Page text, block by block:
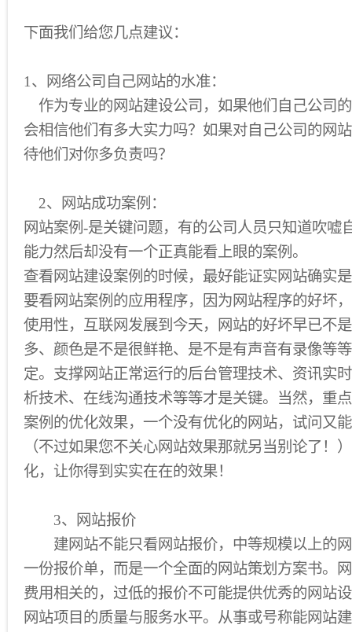
下面我们给您几点建议：
1、网络公司自己网站的水准：
作为专业的网站建设公司，如果他们自己公司
会相信他们有多大实力吗？如果对自己公司的网
待他们对你多负责吗？
2、网站成功案例：
网站案例-是关键问题，有的公司人员只知道吹嘘
能力然后却没有一个正真能看上眼的案例。
查看网站建设案例的时候，最好能证实网站确实
要看网站案例的应用程序，因为网站程序的好坏
使用性，互联网发展到今天，网站的好坏早已不
多、颜色是不是很鲜艳、是不是有声音有录像等
定。支撑网站正常运行的后台管理技术、资讯实
析技术、在线沟通技术等等才是关键。当然，重
案例的优化效果，一个没有优化的网站，试问又
（不过如果您不关心网站效果那就另当别论了！
化，让你得到实实在在的效果！
3、网站报价
建网站不能只看网站报价，中等规模以上的网
一份报价单，而是一个全面的网站策划方案书。
费用相关的，过低的报价不可能提供优秀的网站
网站项目的质量与服务水平。从事或号称能网站